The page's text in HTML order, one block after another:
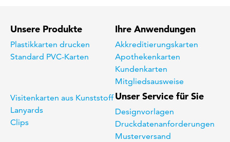
Unsere Produkte
Plastikkarten drucken
Standard PVC-Karten
Ihre Anwendungen
Akkreditierungskarten
Apothekenkarten
Kundenkarten
Mitgliedsausweise
Visitenkarten aus Kunststoff
Lanyards
Clips
Unser Service für Sie
Designvorlagen
Druckdatenanforderungen
Musterversand